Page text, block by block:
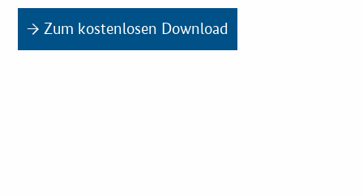
→ Zum kostenlosen Download